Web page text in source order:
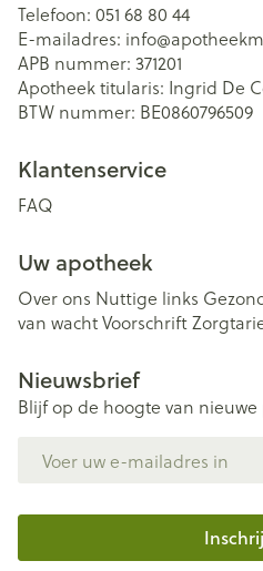
Telefoon: 051 68 80 44
E-mailadres: info@
APB nummer: 371201
Apotheek titularis: Ingrid De
BTW nummer: BE0860796509
Klantenservice
FAQ
Uw apotheek
Over ons Nuttige links
van wachtVoorschrift
Nieuwsbrief
Blijf op de hoogte van